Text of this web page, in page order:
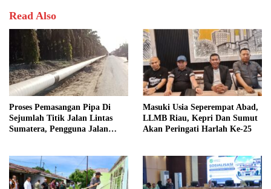
Read Also
Proses Pemasangan Pipa Di
Sejumlah Titik Jalan Lintas
Sumatera, Pengguna Jalan
Masuki Usia Seperempat Abad,
LLMB Riau, Kepri Dan Sumut
Akan Peringati Harlah Ke-25